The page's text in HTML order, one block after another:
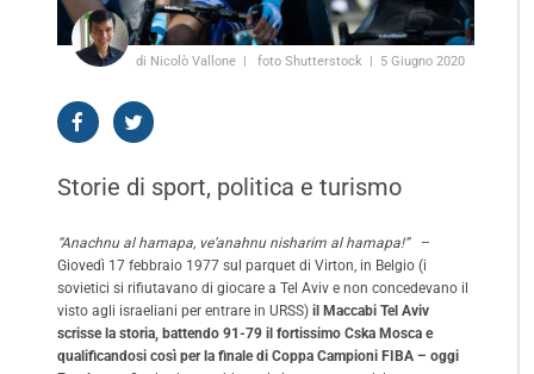
di Nicolò Vallone foto Shutterstock 5 Giugno 2020
Storie di sport, politica e turismo
“Anachnu al hamapa, ve’anahnu nisharim al hamapa!”–
Giovedì 17 febbraio 1977 sul parquet di Virton, in Belgio (i
sovietici si rifiutavano di giocare a Tel Aviv e non concedevano il
visto agli israeliani per entrare in URSS) il Maccabi Tel Aviv
scrisse la storia, battendo 91-79 il fortissimo Cska Mosca e
qualificandosi così per la finale di Coppa Campioni FIBA – oggi